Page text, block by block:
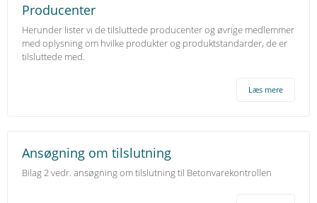
Producenter
Herunder lister vi de tilsluttede producenter og øvrige medlemmer
med oplysning om hvilke produkter og produktstandarder, de er
tilsluttede med.
Læs mere
Ansøgning om tilslutning
Bilag 2 vedr. ansøgning om tilslutning til Betonvarekontrollen